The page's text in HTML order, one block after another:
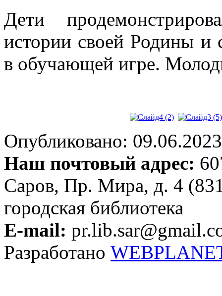
Дети
истории своей Родины и
в обучающей игре.
Опубликовано:
Наш почтовый адрес:
Саров, Пр. Мира, д. 4
городская библиотека
E-mail:
Разработано